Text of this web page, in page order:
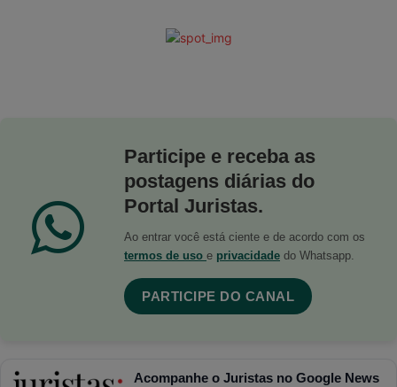
Participe e receba as
postagens diárias do
Portal Juristas.
Ao entrar você está ciente e de acordo com os
termos de uso e privacidade do Whatsapp.
PARTICIPE DO CANAL
Acompanhe o Juristas no Google News